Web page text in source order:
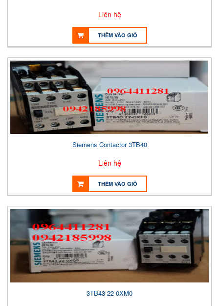
Liên hệ
THÊM VÀO GIỎ
Siemens Contactor 3TB40
Liên hệ
THÊM VÀO GIỎ
3TB43 22-0XM0